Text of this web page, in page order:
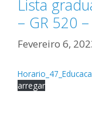
Lista
– GR 520
Fevereiro 6,
arregar